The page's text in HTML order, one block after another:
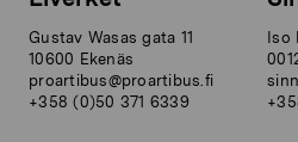
Gustav Wasas gata 11
10600 Ekenäs
proartibus@proartibus.fi
+358 (0)50 371 6339
Iso